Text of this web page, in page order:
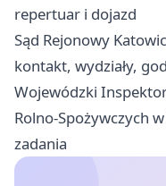
repertuar i dojazd
Sąd Rejonowy
kontakt, wydziały,
Wojewódzki
Rolno-Spożywczych
zadania